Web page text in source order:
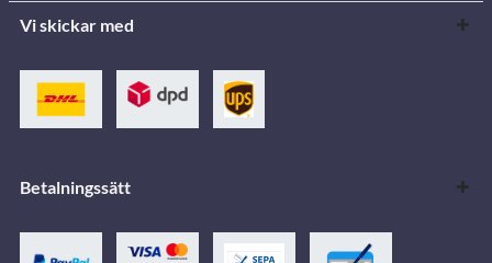
Vi skickar med
Betalningssätt